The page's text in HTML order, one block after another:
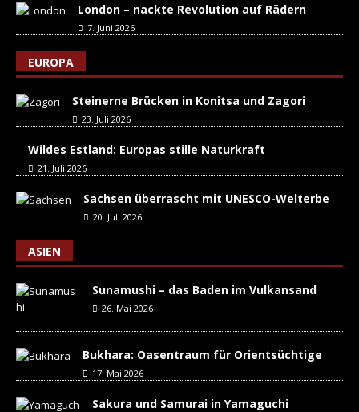
London – nackte Revolution auf Rädern
7. Juni 2026
EUROPA
Steinerne Brücken in Konitsa und Zagori
23. Juli 2026
Wildes Estland: Europas stille Naturkraft
21. Juli 2026
Sachsen überrascht mit UNESCO-Welterbe
20. Juli 2026
ASIEN
Sunamushi – das Baden im Vulkansand
26. Mai 2026
Bukhara: Oasentraum für Orientsüchtige
17. Mai 2026
Sakura und Samurai in Yamaguchi